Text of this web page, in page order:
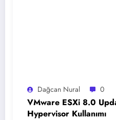
Dağcan Nural 0
VMware ESXi 8.0
Hypervisor Kullanımı